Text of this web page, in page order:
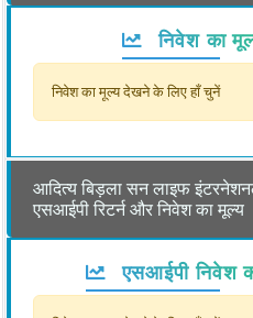
निवेश का
निवेश का मूल्य देखने के लिए हाँ चुनें
आदित्य बिड़ला सन लाइफ
एसआईपी रिटर्न और निवेश का मूल्य
एसआईपी निवेश